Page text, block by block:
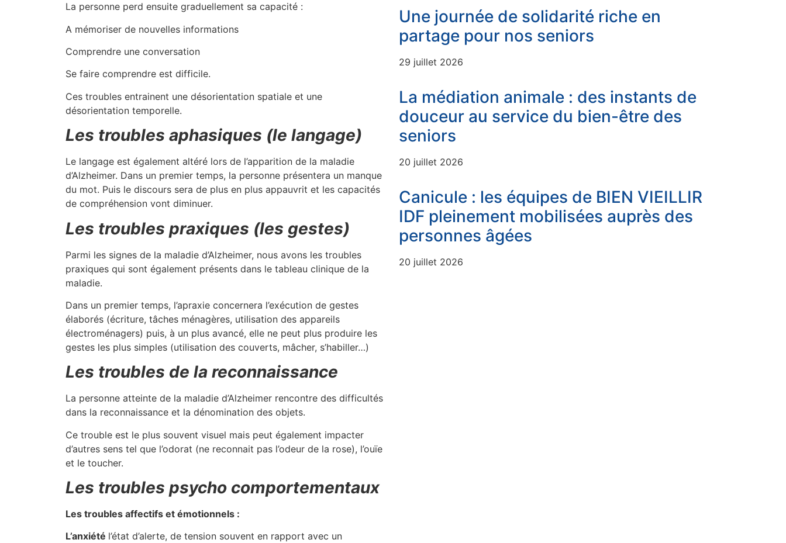
La personne perd ensuite graduellement sa capacité :
A mémoriser de nouvelles informations
Comprendre une conversation
Se faire comprendre est difficile.
Ces troubles entrainent une désorientation spatiale et une
désorientation temporelle.
Les troubles aphasiques (le langage)
Le langage est également altéré lors de l’apparition de la maladie
d’Alzheimer. Dans un premier temps, la personne présentera un manque
du mot. Puis le discours sera de plus en plus appauvrit et les capacités
de compréhension vont diminuer.
Les troubles praxiques (les gestes)
Parmi les signes de la maladie d’Alzheimer, nous avons les troubles
praxiques qui sont également présents dans le tableau clinique de la
maladie.
Dans un premier temps, l’apraxie concernera l’exécution de gestes
élaborés (écriture, tâches ménagères, utilisation des appareils
électroménagers) puis, à un plus avancé, elle ne peut plus produire les
gestes les plus simples (utilisation des couverts, mâcher, s’habiller…)
Les troubles de la reconnaissance
La personne atteinte de la maladie d’Alzheimer rencontre des difficultés
dans la reconnaissance et la dénomination des objets.
Ce trouble est le plus souvent visuel mais peut également impacter
d’autres sens tel que l’odorat (ne reconnait pas l’odeur de la rose), l’ouïe
et le toucher.
Les troubles psycho comportementaux
Les troubles affectifs et émotionnels :
L’anxiété l’état d’alerte, de tension souvent en rapport avec un
Une journée de solidarité riche en
partage pour nos seniors
29 juillet 2026
La médiation animale : des instants de
douceur au service du bien-être des
seniors
20 juillet 2026
Canicule : les équipes de BIEN VIEILLIR
IDF pleinement mobilisées auprès des
personnes âgées
20 juillet 2026